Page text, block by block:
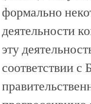
формально
деятельности
эту
соответствии с